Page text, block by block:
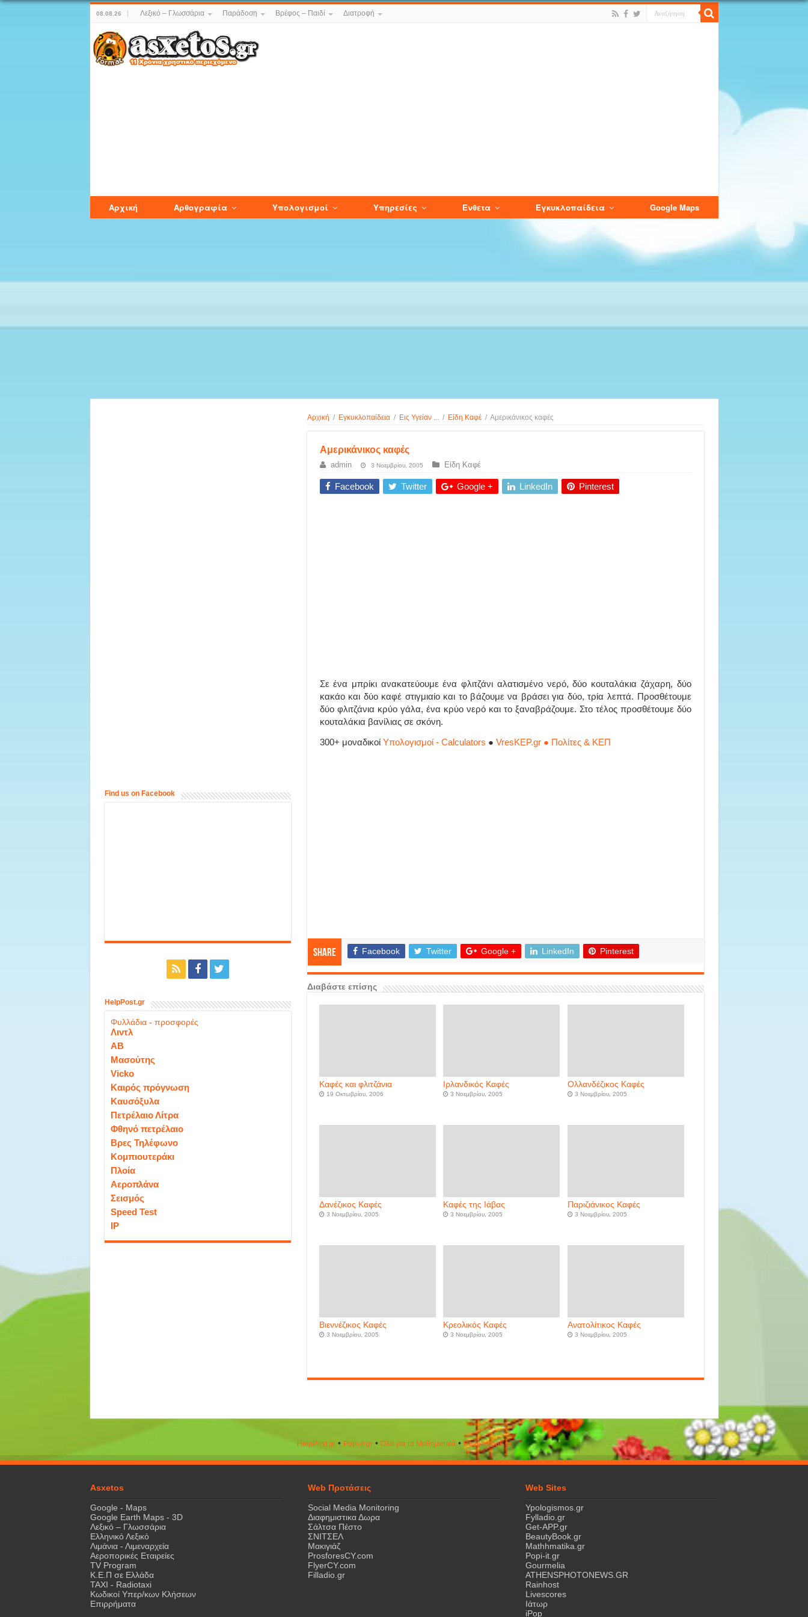
08.08.26 Λεξικό – Γλωσσάρια Παράδοση Βρέφος – Παιδί Διατροφή
Αρχική Αρθογραφία Υπολογισμοί Υπηρεσίες Ενθετα Εγκυκλοπαίδεια Google Maps
Αρχική / Εγκυκλοπαίδεια / Εις Υγείαν ... / Είδη Καφέ / Αμερικάνικος καφές
Αμερικάνικος καφές
admin 3 Νοεμβρίου, 2005 Είδη Καφέ
Facebook Twitter Google + LinkedIn Pinterest
Σε ένα μπρίκι ανακατεύουμε ένα φλιτζάνι αλατισμένο νερό, δύο κουταλάκια ζάχαρη, δύο
κακάο και δύο καφέ στιγμιαίο και το βάζουμε να βράσει για δύο, τρία λεπτά. Προσθέτουμε
δύο φλιτζάνια κρύο γάλα, ένα κρύο νερό και το ξαναβράζουμε. Στο τέλος προσθέτουμε δύο
κουταλάκια βανίλιας σε σκόνη.
300+ μοναδικοί Υπολογισμοί - Calculators ● VresKEP.gr ● Πολίτες & ΚΕΠ
Share Facebook Twitter Google + LinkedIn Pinterest
Διαβάστε επίσης
Καφές και φλιτζάνια
19 Οκτωβρίου, 2006
Ιρλανδικός Καφές
3 Νοεμβρίου, 2005
Ολλανδέζικος Καφές
3 Νοεμβρίου, 2005
Δανέζικος Καφές
3 Νοεμβρίου, 2005
Καφές της Ιάβας
3 Νοεμβρίου, 2005
Παριζιάνικος Καφές
3 Νοεμβρίου, 2005
Βιεννέζικος Καφές
3 Νοεμβρίου, 2005
Κρεολικός Καφές
3 Νοεμβρίου, 2005
Ανατολίτικος Καφές
3 Νοεμβρίου, 2005
Find us on Facebook
HelpPost.gr
Φυλλάδια - προσφορές
Λιντλ
ΑΒ
Μασούτης
Vicko
Καιρός πρόγνωση
Καυσόξυλα
Πετρέλαιο Λίτρα
Φθηνό πετρέλαιο
Βρες Τηλέφωνο
Κομπιουτεράκι
Πλοία
Αεροπλάνα
Σεισμός
Speed Test
IP
HelpPost.gr• Popi-it.gr•Όλα για τα Μαθηματικά• ΒeautyΒook.gr
Asxetos
Google - Maps
Google Earth Maps - 3D
Λεξικό – Γλωσσάρια
Ελληνικό Λεξικό
Λιμάνια - Λιμεναρχεία
Αεροπορικές Εταιρείες
TV Program
Κ.Ε.Π σε Ελλάδα
ΤΑΧΙ - Radiotaxi
Κωδικοί Υπερ/κων Κλήσεων
Επιρρήματα
Web Προτάσεις
Social Media Monitoring
Διαφημιστικα Δωρα
Σάλτσα Πέστο
ΣΝΙΤΣΕΛ
Μακιγιάζ
ProsforesCY.com
FlyerCY.com
Filladio.gr
Web Sites
Ypologismos.gr
Fylladio.gr
Get-APP.gr
BeautyBook.gr
Mathhmatika.gr
Popi-it.gr
Gourmelia
ATHENSPHOTONEWS.GR
Rainhost
Livescores
Ιάτωρ
iPop